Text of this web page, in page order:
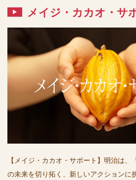
メイジ・カカオ・サ
【メイジ・カカオ・サポート】明治は、
の未来を切り拓く、新しいアクションに